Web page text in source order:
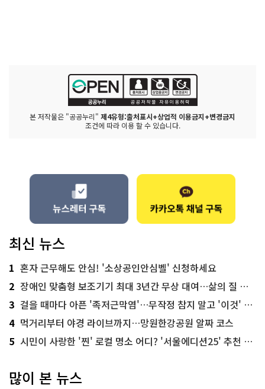
본 저작물은 "공공누리" 제4유형:출처표시+상업적 이용금지+변경금지
조건에 따라 이용 할 수 있습니다.
최신 뉴스
1 혼자 근무해도 안심! '소상공인안심벨' 신청하세요
2 장애인 맞춤형 보조기기 최대 3년간 무상 대여…삶의 질 높인다
3 걸을 때마다 아픈 '족저근막염'…무작정 참지 말고 '이것' 해보세요!
4 먹거리부터 야경 라이브까지…망원한강공원 알짜 코스
5 시민이 사랑한 '찐' 로컬 명소 어디? '서울에디션25' 추천 코스
많이 본 뉴스